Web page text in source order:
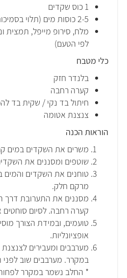
1 כוס שקדים
2-5 כוסות מים (תלוי בסמיכות הרצויה)
מלח, סירופ מייפל, תמצית
לפי הטעם)
כלי מטבח
בלנדר חזק
קערה רחבה
חיתול בד נקי / שקית בד
צנצנת אטומה
הוראות הכנה
משרים את השקדים במים קרים ל-8
שוטפים ומסננים את
טוחנים את השקדים
מרקם חלק.
מסננים את התערובת דרך
קערה רחבה. לסיום סוחטים
טועמים, ובמידת הצורך
אופציונליות.
מערבבים ומעבירים
במקרר. מערבבים שוב לפני
* החלב נשמר במקרר לפחות 3